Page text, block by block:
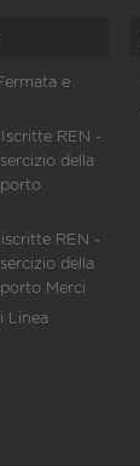
e
REN -
della
REN -
della
Merci
Linea